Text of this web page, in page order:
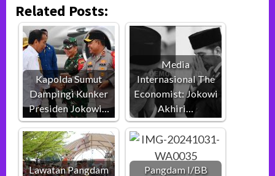
Related Posts:
Kapolda Sumut
Dampingi Kunker
Presiden Jokowi…
Media
Internasional The
Economist: Jokowi
Akhiri…
Lawatan Pangdam
Pangdam I/BB